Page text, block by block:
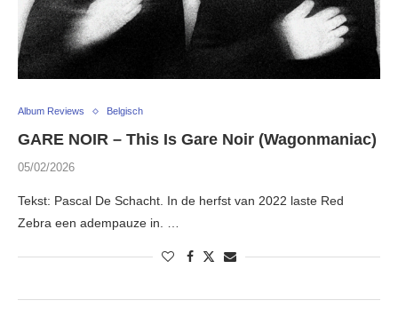
Album Reviews Belgisch
GARE NOIR – This Is Gare Noir (Wagonmaniac)
05/02/2026
Tekst: Pascal De Schacht. In de herfst van 2022 laste Red
Zebra een adempauze in. …